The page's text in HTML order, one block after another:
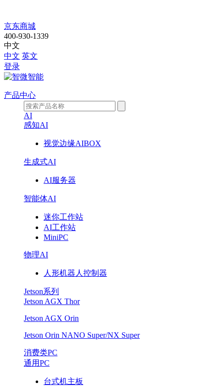
国
产
主
板
京东商城
400-930-1339
中文
中文 英文
登录
产品中心
AI
感知AI
视觉边缘AIBOX
生成式AI
AI服务器
智能体AI
迷你工作站
AI工作站
MiniPC
物理AI
人形机器人控制器
Jetson系列
Jetson AGX Thor
Jetson AGX Orin
Jetson Orin NANO Super/NX Super
消费类PC
通用PC
台式机主板